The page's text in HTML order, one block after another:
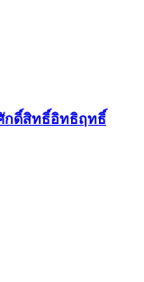
ศักดิ์สิทธิ์อิทธิฤทธิ์